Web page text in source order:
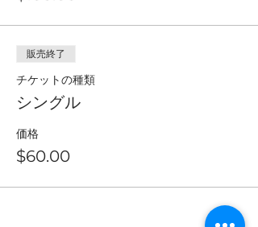
販売終了
チケットの種類
シングル
価格
$60.00